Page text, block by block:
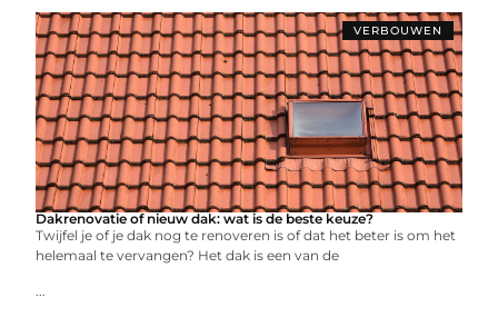
VERBOUWEN
Dakrenovatie of nieuw dak: wat is de beste keuze?
Twijfel je of je dak nog te renoveren is of dat het beter is om het
helemaal te vervangen? Het dak is een van de
...